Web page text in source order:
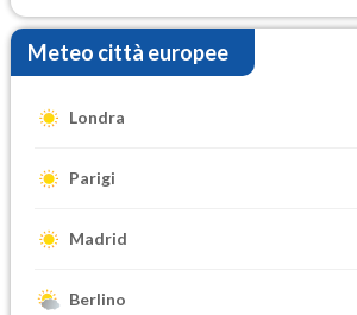
Meteo città europee
Londra
Parigi
Madrid
Berlino